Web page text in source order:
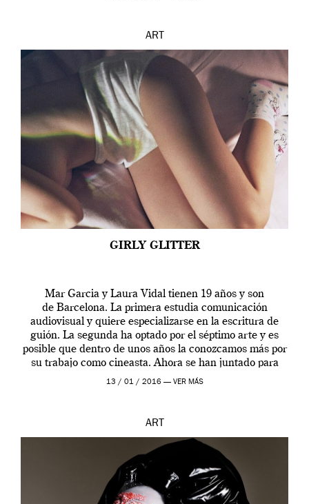
ART
GIRLY GLITTER
Mar Garcia y Laura Vidal tienen 19 años y son
de Barcelona. La primera estudia comunicación
audiovisual y quiere especializarse en la escritura de
guión. La segunda ha optado por el séptimo arte y es
posible que dentro de unos años la conozcamos más por
su trabajo como cineasta. Ahora se han juntado para
contarnos una […]
13 / 01 / 2016 — VER MÁS
ART